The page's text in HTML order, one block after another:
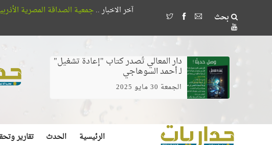
بحث
آخر الاخبار .. جمعية الصداقة المصرية الأذربيجانية تُكرم 18 طالباً بجامعة القاهرة لتفوقهم في اللغة الأذربيجانية
وخلط الغيرة بالخوف يصنع مُضللين لا مرشدين
دار المعالي تُصدر كتاب "إعادة تشغيل"
لـ أحمد السوهاجي
الجمعة 30 مايو 2025
الرئيسية الحدث تقارير